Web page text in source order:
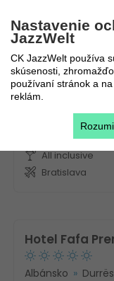
Novinka!
12.8. - 19.8.2026
8 dní / 7 nocí
All inclusive
Bratislava
Hotel Fafa
Albánsko Durrës
Nastavenie
JazzWelt
CK JazzWelt používa
skúsenosti,
používaní stránok a
reklám.